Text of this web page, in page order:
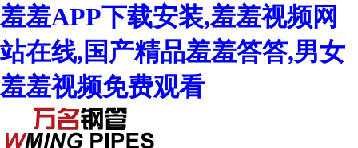
羞羞APP下载安装,羞羞视频网
站在线,国产精品羞羞答答,男女
羞羞视频免费观看